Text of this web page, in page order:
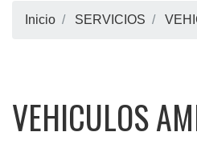
Inicio SERVICIOS
VEHICULOS